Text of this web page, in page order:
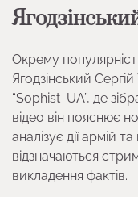
Окрему
Ягодзінський
“Sophist_UA”, де
відео він пояснює
аналізує дії армій
відзначаються
викладення фактів.